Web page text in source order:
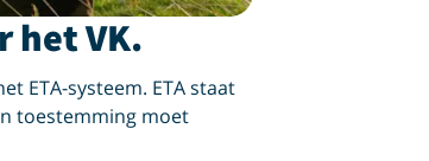
het VK.
ETA-systeem. ETA staat
toestemming moet